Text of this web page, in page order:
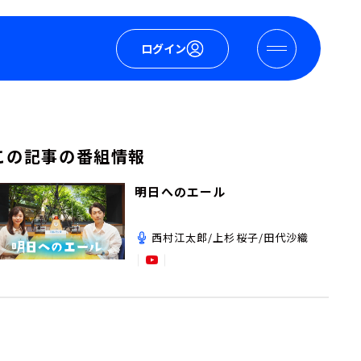
ログイン
の記事の番組情報
明日へのエール
西村江太郎/上杉桜子/田代沙織